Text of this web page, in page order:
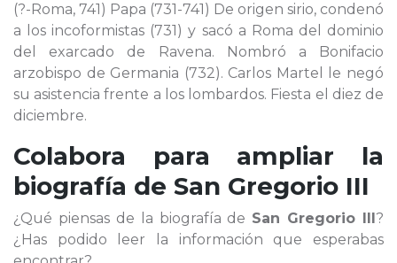
(?-Roma, 741) Papa (731-741) De origen sirio, condenó
a los incoformistas (731) y sacó a Roma del dominio
del exarcado de Ravena. Nombró a Bonifacio
arzobispo de Germania (732). Carlos Martel le negó
su asistencia frente a los lombardos. Fiesta el diez de
diciembre.
Colabora para ampliar la
biografía de San Gregorio III
¿Qué piensas de la biografía de San Gregorio III?
¿Has podido leer la información que esperabas